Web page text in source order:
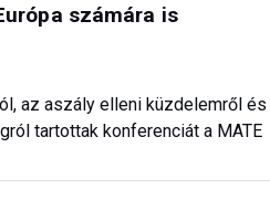
számára is
az aszály elleni küzdelemről és
tartottak konferenciát a MATE